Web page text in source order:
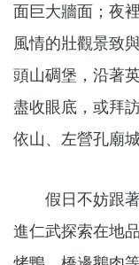
面巨大牆面；夜
風情的壯觀景致
頭山碉堡，沿著
盡收眼底，或拜
依山、左營孔廟
假日不妨跟著
進仁武探索在地